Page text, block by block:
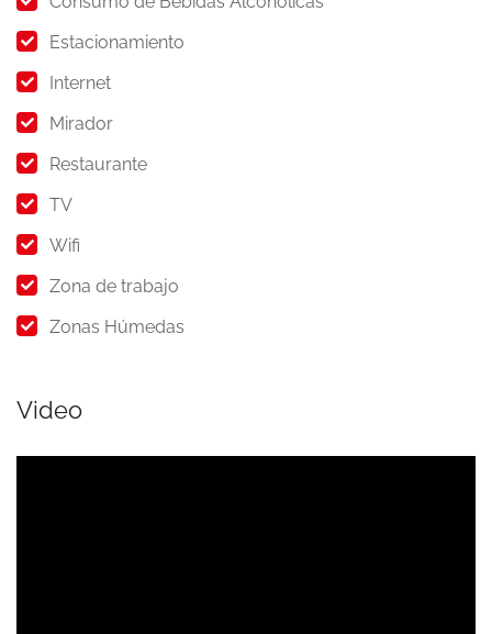
Estacionamiento
Internet
Mirador
Restaurante
TV
Wifi
Zona de trabajo
Zonas Húmedas
Video